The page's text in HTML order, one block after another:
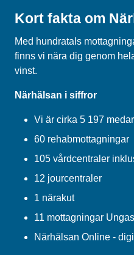
Kort fakta om
Med hundratals
finns vi nära dig genom
vinst.
Närhälsan i siffror
Vi är cirka 5 197
60 rehabmottagningar
105 vårdcentraler
12 jourcentraler
1 närakut
11 mottagningar
Närhälsan Online -